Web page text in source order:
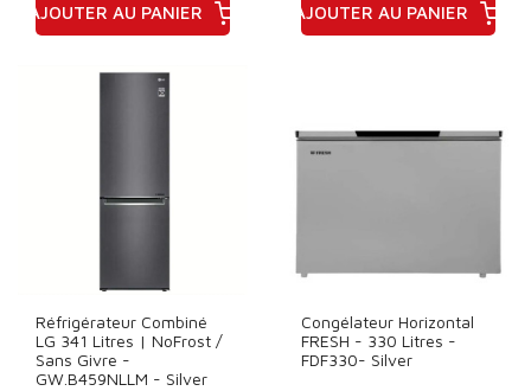
AJOUTER AU PANIER
AJOUTER AU PANIER
Réfrigérateur Combiné
LG 341 Litres | NoFrost /
Sans Givre -
GW.B459NLLM - Silver
Congélateur Horizontal
FRESH - 330 Litres -
FDF330- Silver